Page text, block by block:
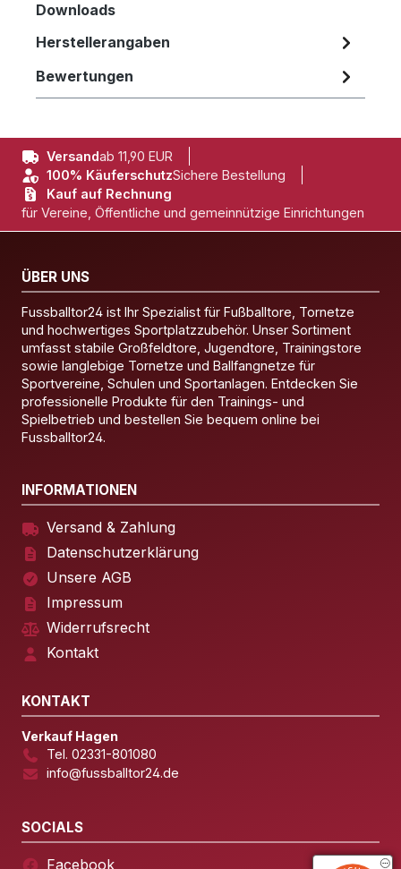
Downloads
Herstellerangaben
Bewertungen
Versandab 11,90 EUR
100% KäuferschutzSichere Bestellung
Kauf auf Rechnung
für Vereine, Öffentliche und gemeinnützige Einrichtungen
ÜBER UNS
Fussballtor24 ist Ihr Spezialist für Fußballtore, Tornetze
und hochwertiges Sportplatzzubehör. Unser Sortiment
umfasst stabile Großfeldtore, Jugendtore, Trainingstore
sowie langlebige Tornetze und Ballfangnetze für
Sportvereine, Schulen und Sportanlagen. Entdecken Sie
professionelle Produkte für den Trainings- und
Spielbetrieb und bestellen Sie bequem online bei
Fussballtor24.
INFORMATIONEN
Versand & Zahlung
Datenschutzerklärung
Unsere AGB
Impressum
Widerrufsrecht
Kontakt
KONTAKT
Verkauf Hagen
Tel. 02331-801080
info@fussballtor24.de
SOCIALS
Facebook